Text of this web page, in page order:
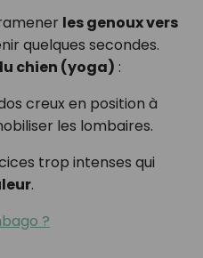
les genoux vers
quelques secondes.
chien (yoga) :
creux en position à
les lombaires.
trop intenses qui
.
?